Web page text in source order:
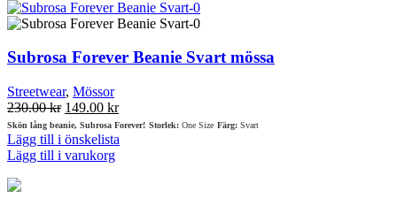
Subrosa Forever Beanie Svart mössa
Streetwear, Mössor
230.00kr Det
ursprungliga
priset
var:
149.00 krDet
nuvarande
priset
Skön lång beanie, Subrosa Forever! Storlek: One Size Färg: Svart
Lägg till i önskelista
Lägg till i varukorg